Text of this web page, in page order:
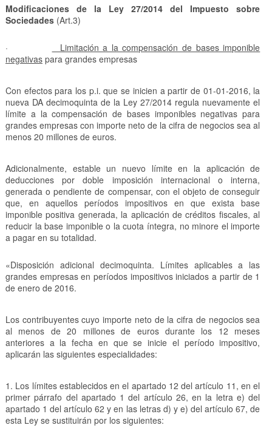
Modificaciones de la Ley 27/2014 del Impuesto sobre
Sociedades(Art.3)
·
Limitación a la compensación de bases imponible
negativaspara grandes empresas
Con efectos para los p.i. que se inicien a partir de 01-01-2016, la
nueva DA decimoquinta de la Ley 27/2014 regula nuevamente el
límite a la compensación de bases imponibles negativas para
grandes empresas con importe neto de la cifra de negocios sea al
menos 20 millones de euros.
Adicionalmente, estable un nuevo límite en la aplicación de
deducciones por doble imposición internacional o interna,
generada o pendiente de compensar, con el objeto de conseguir
que, en aquellos períodos impositivos en que exista base
imponible positiva generada, la aplicación de créditos fiscales, al
reducir la base imponible o la cuota íntegra, no minore el importe
a pagar en su totalidad.
«Disposición adicional decimoquinta. Límites aplicables a las
grandes empresas en períodos impositivos iniciados a partir de 1
de enero de 2016.
Los contribuyentes cuyo importe neto de la cifra de negocios sea
al menos de 20 millones de euros durante los 12 meses
anteriores a la fecha en que se inicie el período impositivo,
aplicarán las siguientes especialidades:
1. Los límites establecidos en el apartado 12 del artículo 11, en el
primer párrafo del apartado 1 del artículo 26, en la letra e) del
apartado 1 del artículo 62 y en las letras d) y e) del artículo 67, de
esta Ley se sustituirán por los siguientes: